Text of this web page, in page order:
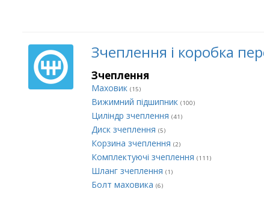
Зчеплення і коробка
Зчеплення
Маховик (15)
Вижимний підшипник (100)
Циліндр зчеплення (41)
Диск зчеплення (5)
Корзина зчеплення (2)
Комплектуючі зчеплення (111)
Шланг зчеплення (1)
Болт маховика (6)